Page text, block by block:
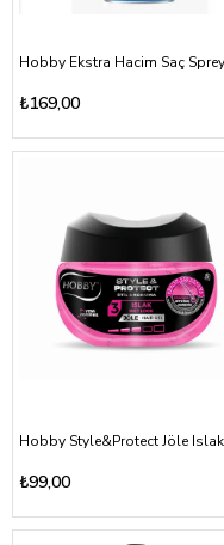
₺169,00
₺99,00